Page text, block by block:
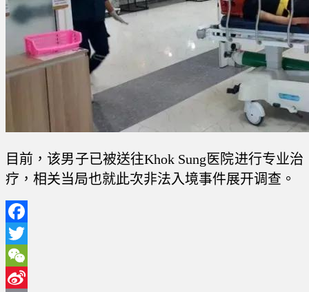
目前，该男子已被送往Khok Sung医院进行专业治
疗，相关当局也就此次非法入境事件展开调查。
Facebook
Twitter
WeChat